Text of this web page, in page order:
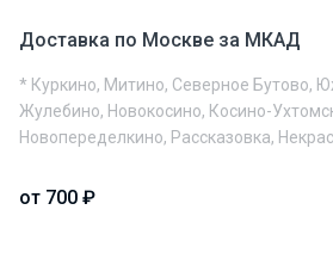
Доставка по Москве за МКАД
* Куркино, Митино, Северное Бутово,
Жулебино, Новокосино, Косино-
Новопеределкино, Рассказовка,
от 700 ₽